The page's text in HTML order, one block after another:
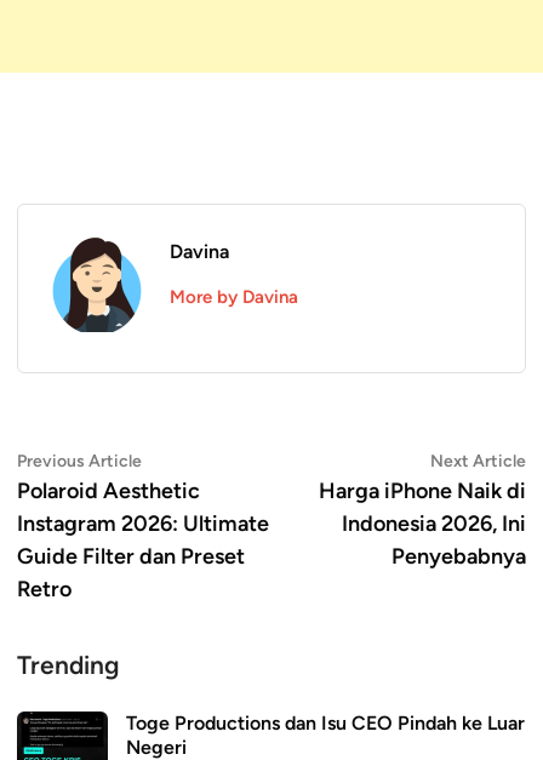
Davina
More by Davina
Navigasi
pos
Previous ArticlePrevious
article:
Polaroid Aesthetic
Instagram 2026: Ultimate
Guide Filter dan Preset
Retro
Next Article
Harga iPhone Naik di
Indonesia 2026, Ini
Penyebabnya
Trending
Toge Productions dan Isu CEO Pindah ke Luar
Negeri